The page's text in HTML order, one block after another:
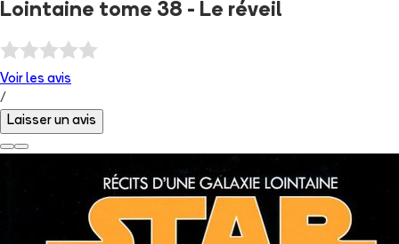
Lointaine tome 38 - Le réveil
Voir les avis
/
Laisser un avis